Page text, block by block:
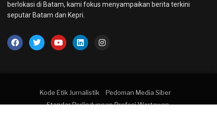
berlokasi di Batam, kami fokus menyampaikan berita terkini
seputar Batam dan Kepri.
Kode Etik Jurnalistik
Pedoman Media Siber
Standar Perlindungan Profesi Wartawan